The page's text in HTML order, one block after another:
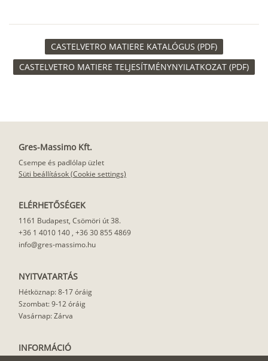
CASTELVETRO MATIERE KATALÓGUS (PDF)
CASTELVETRO MATIERE TELJESÍTMÉNYNYILATKOZAT (PDF)
Gres-Massimo Kft.
Csempe és padlólap üzlet
Süti beállítások (Cookie settings)
ELÉRHETŐSÉGEK
1161 Budapest, Csömöri út 38.
+36 1 4010 140 , +36 30 855 4869
info@gres-massimo.hu
NYITVATARTÁS
Hétköznap: 8-17 óráig
Szombat: 9-12 óráig
Vasárnap: Zárva
INFORMÁCIÓ